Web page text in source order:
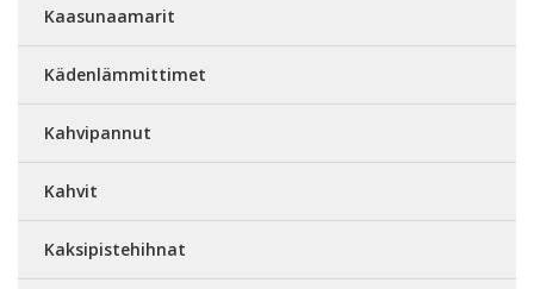
Kaasunaamarit
Kädenlämmittimet
Kahvipannut
Kahvit
Kaksipistehihnat